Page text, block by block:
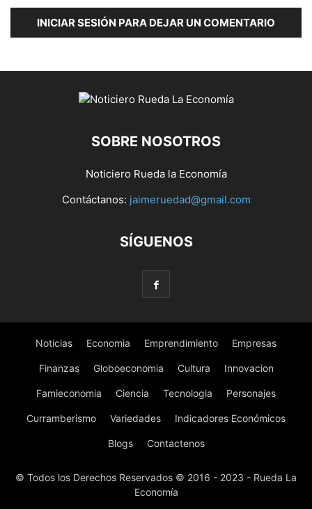
INICIAR SESIÓN PARA DEJAR UN COMENTARIO
SOBRE NOSOTROS
Noticiero Rueda la Economía
Contáctanos: jaimeruedad@gmail.com
SÍGUENOS
Noticias Economia Emprendimiento Empresas
Finanzas Globoeconomia Cultura Innovacion
Famieconomia Ciencia Tecnologia Personajes
Curramberismo Variedades Indicadores Económicos
Blogs Contactenos
© Todos los Derechos Reservados © 2016 - 2023 - Rueda La
Economía